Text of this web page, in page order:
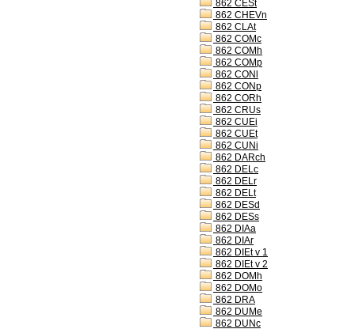
862 CESt
862 CHEVn
862 CLAt
862 COMc
862 COMh
862 COMp
862 CONl
862 CONp
862 CORh
862 CRUs
862 CUEi
862 CUEt
862 CUNi
862 DARch
862 DELc
862 DELr
862 DELt
862 DESd
862 DESs
862 DIAa
862 DIAr
862 DIEt v 1
862 DIEt v 2
862 DOMh
862 DOMo
862 DRA
862 DUMe
862 DUNc